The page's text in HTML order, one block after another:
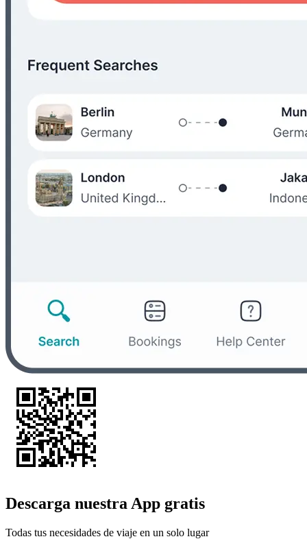
Descarga nuestra App gratis
Todas tus necesidades de viaje en un solo lugar